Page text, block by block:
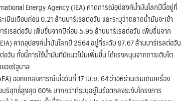
Energy Agency (IEA) คาดการณ์อุปสงค์น้ำมันโลกปีนี้อยู่ที่
นเดือนก่อน 0.21 ล้านบาร์เรลต่อวัน และระบุว่าตลาดน้ำมันจะเข้า
เรลต่อวัน เพิ่มขึ้นจากปีก่อน 5.95 ล้านบาร์เรลต่อวัน เพิ่มขึ้นจาก
คาดอุปสงค์น้ำมันโลกปี 2564 อยู่ที่ระดับ 97.67 ล้านบาร์เรลต่อวัน
วัน ทั้งนี้การใช้น้ำมันที่มีแนวโน้มเพิ่มขึ้น ได้แรงหนุนจากการเติบโต
องรัฐบาล
ออกแถลงการณ์เมื่อวันที่ 17 เม.ย. 64 ว่าอิหร่านเริ่มเดินเครื่อง
ริสุทธิ์สูงสุด 60% มากกว่าที่ระบุอยู่ในข้อตกลงระงับโครงการ